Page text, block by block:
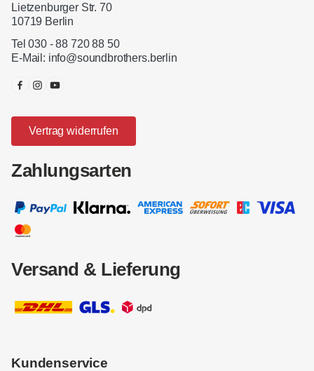
Lietzenburger Str. 70
10719 Berlin
Tel 030 - 88 720 88 50
E-Mail: info@soundbrothers.berlin
Vertrag widerrufen
Zahlungsarten
Versand & Lieferung
Kundenservice